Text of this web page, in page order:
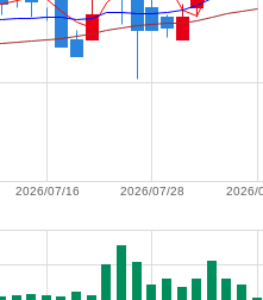
2026/
2026/07/28
2026/07/16